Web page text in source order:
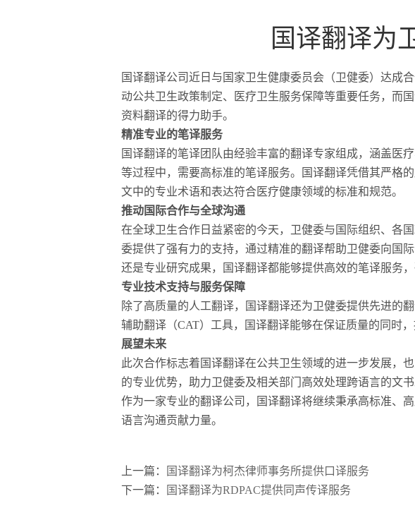
国译翻译为
国译翻译公司近日与国家卫生健康委员会（卫健委）达成
动公共卫生政策制定、医疗卫生服务保障等重要任务，而
资料翻译的得力助手。
精准专业的笔译服务
国译翻译的笔译团队由经验丰富的翻译专家组成，涵盖医
等过程中，需要高标准的笔译服务。国译翻译凭借其严格
文中的专业术语和表达符合医疗健康领域的标准和规范。
推动国际合作与全球沟通
在全球卫生合作日益紧密的今天，卫健委与国际组织、各
委提供了强有力的支持，通过精准的翻译帮助卫健委向国
还是专业研究成果，国译翻译都能够提供高效的笔译服务，
专业技术支持与服务保障
除了高质量的人工翻译，国译翻译还为卫健委提供先进的
辅助翻译（CAT）工具，国译翻译能够在保证质量的同时
展望未来
此次合作标志着国译翻译在公共卫生领域的进一步发展，
的专业优势，助力卫健委及相关部门高效处理跨语言的文
作为一家专业的翻译公司，国译翻译将继续秉承高标准、
语言沟通贡献力量。
上一篇：
国译翻译为柯杰律师事务所提供口译服务
下一篇：
国译翻译为RDPAC提供同声传译服务